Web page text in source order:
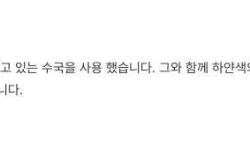
있는 수국을 사용 했습니다. 그와 함께 하얀
다.